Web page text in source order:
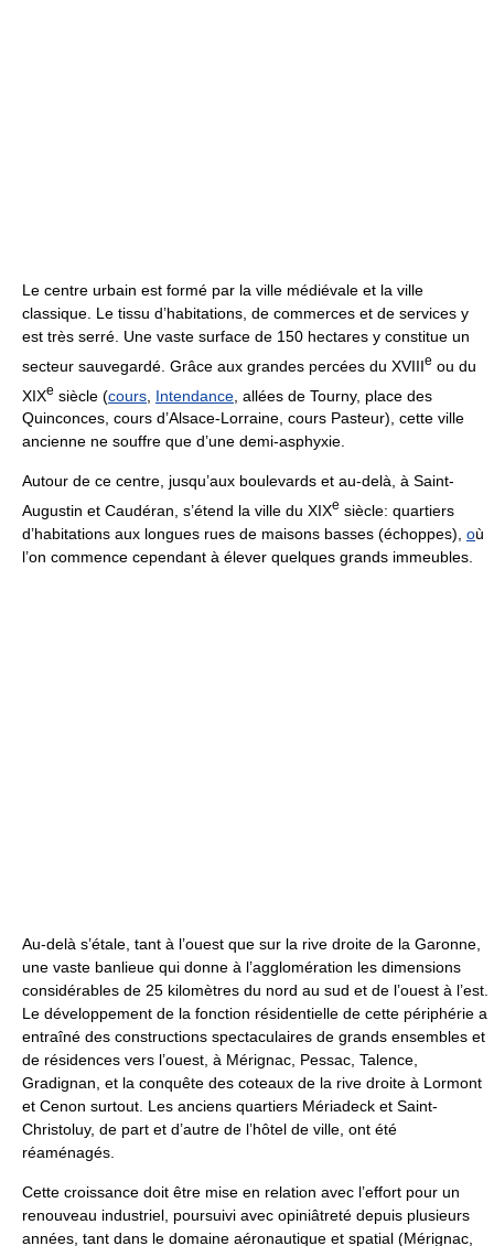
Le centre urbain est formé par la ville médiévale et la ville
classique. Le tissu d’habitations, de commerces et de services y
est très serré. Une vaste surface de 150 hectares y constitue un
secteur sauvegardé. Grâce aux grandes percées du XVIIIe ou du
XIXe siècle (cours Intendance , allées de Tourny, place des
Quinconces, cours d’Alsace-Lorraine, cours Pasteur), cette ville
ancienne ne souffre que d’une demi-asphyxie.
Autour de ce centre, jusqu’aux boulevards et au-delà, à Saint-
Augustin et Caudéran, s’étend la ville du XIXe siècle: quartiers
d’habitations aux longues rues de maisons basses (échoppes), où
l’on commence cependant à élever quelques grands immeubles.
Au-delà s’étale, tant à l’ouest que sur la rive droite de la Garonne,
une vaste banlieue qui donne à l’agglomération les dimensions
considérables de 25 kilomètres du nord au sud et de l’ouest à l’est.
Le développement de la fonction résidentielle de cette périphérie a
entraîné des constructions spectaculaires de grands ensembles et
de résidences vers l’ouest, à Mérignac, Pessac, Talence,
Gradignan, et la conquête des coteaux de la rive droite à Lormont
et Cenon surtout. Les anciens quartiers Mériadeck et Saint-
Christoluy, de part et d’autre de l’hôtel de ville, ont été
réaménagés.
Cette croissance doit être mise en relation avec l’effort pour un
renouveau industriel, poursuivi avec opiniâtreté depuis plusieurs
années, tant dans le domaine aéronautique et spatial (Mérignac,